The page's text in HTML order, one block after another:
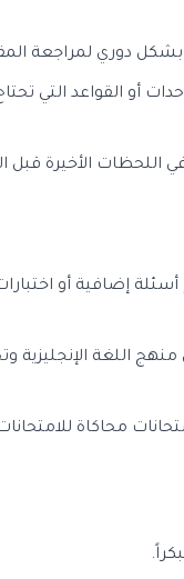
دوري لمراجعة
أو القواعد التي
الأخيرة قبل
إضافية أو
اللغة الإنجليزية
محاكاة